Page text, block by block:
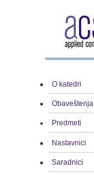
O katedri
Obaveštenja
Predmeti
Nastavnici
Saradnici